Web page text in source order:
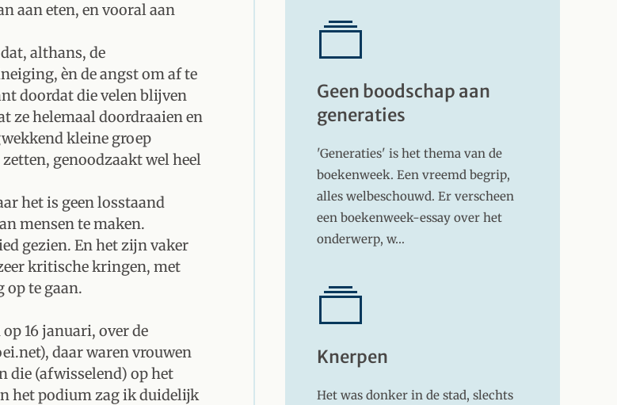
aan eten, en vooral aan
althans, de
èn de angst om af te
doordat die velen blijven
ze helemaal doordraaien en
kleine groep
genoodzaakt wel heel
het is geen losstaand
mensen te maken.
gezien. En het zijn vaker
kritische kringen, met
te gaan.
16 januari, over de
daar waren vrouwen
die (afwisselend) op het
het podium zag ik duidelijk
Geen boodschap aan
generaties
'Generaties' is het thema van de
boekenweek. Een vreemd begrip,
alles welbeschouwd. Er verscheen
een boekenweek-essay over het
onderwerp, w…
Knerpen
Het was donker in de stad, slechts